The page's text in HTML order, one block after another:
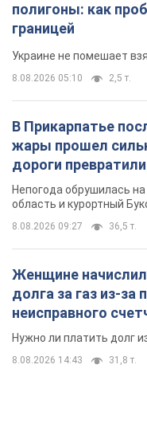
полигоны: как
границей
Украине не помешает
8.08.2026 05:10 2,5 т.
В Прикарпатье
жары прошел
дороги
Непогода обрушилась
область и курортный
8.08.2026 09:27 36,5 т.
Женщине
долга за газ из-за
неисправного
вынес
Нужно ли платить долг
8.08.2026 14:43 31,8 т.